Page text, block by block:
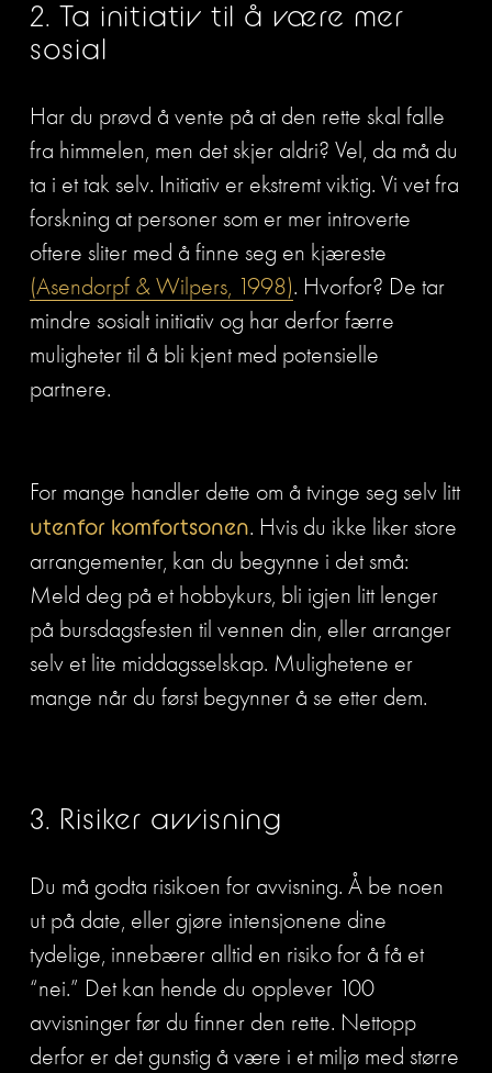
2. Ta initiativ til å være mer
sosial
Har du prøvd å vente på at den rette skal falle
fra himmelen, men det skjer aldri? Vel, da må du
ta i et tak selv. Initiativ er ekstremt viktig. Vi vet fra
forskning at personer som er mer introverte
(Asendorpf & Wilpers, 1998). Hvorfor? De tar
mindre sosialt initiativ og har derfor færre
muligheter til å bli kjent med potensielle
partnere.
For mange handler dette om å tvinge seg selv litt
utenfor komfortsonen. Hvis du ikke liker store
arrangementer, kan du begynne i det små:
Meld deg på et hobbykurs, bli igjen litt lenger
på bursdagsfesten til vennen din, eller arranger
selv et lite middagsselskap. Mulighetene er
mange når du først begynner å se etter dem.
3. Risiker avvisning
Du må godta risikoen for avvisning. Å be noen
ut på date, eller gjøre intensjonene dine
tydelige, innebærer alltid en risiko for å få et
“nei.” Det kan hende du opplever 100
avvisninger før du finner den rette. Nettopp
derfor er det gunstig å være i et miljø med større